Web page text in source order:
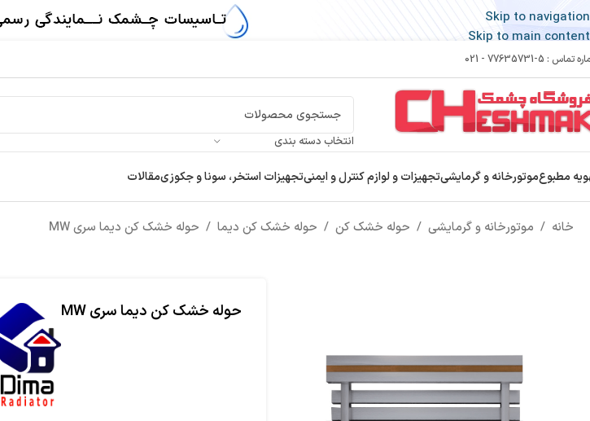
Skip to navigation
Skip to main content
تماس : 5-77635731 - 021
انتخاب دسته بندی
مطبوعموتورخانه و گرمایشیتجهیزات و لوازم کنترل و ایمنیتجهیزات استخر، سونا و جکوزیمقالات
خانه / موتورخانه و گرمایشی / حوله خشک کن / حوله خشک کن دیما / حوله خشک کن دیما سری MW
حوله خشک کن دیما سری MW